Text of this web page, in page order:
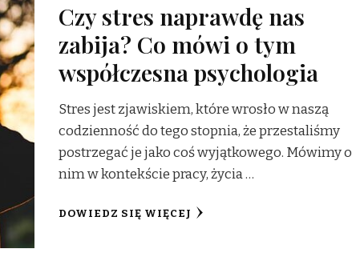
Czy stres naprawdę nas
zabija? Co mówi o tym
współczesna psychologia
Stres jest zjawiskiem, które wrosło w naszą
codzienność do tego stopnia, że przestaliśmy
postrzegać je jako coś wyjątkowego. Mówimy o
nim w kontekście pracy, życia …
DOWIEDZ SIĘ WIĘCEJ